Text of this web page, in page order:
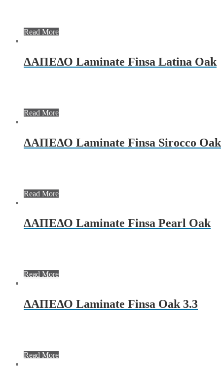
Read More
ΔΑΠΕΔΟ Laminate Finsa Latina Oak
Read More
ΔΑΠΕΔΟ Laminate Finsa Sirocco Oak
Read More
ΔΑΠΕΔΟ Laminate Finsa Pearl Oak
Read More
ΔΑΠΕΔΟ Laminate Finsa Oak 3.3
Read More